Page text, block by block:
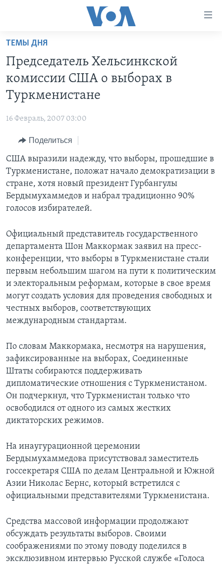
Перейти
основной
контент
Перейти
основной
навигации
Перейти
поиск
ПРОГРАММЫ
ИТОГИ
ПОЧЕМУ ЭТО ВАЖНО?
ДИСКУССИЯ VOA
ДЕТАЛИ
НЬЮ-ЙОРК NEW YORK
АМЕРИКА. БОЛЬШОЕ ПУТЕШЕСТВИЕ
ПРОЕКТЫ
НАША АМЕРИКАНСКАЯ ИСТОРИЯ
А КАК В АМЕРИКЕ?
АРТЕФАКТЫ
АМЕРИКАНСКИЕ ГОРОДКИ
ТЕСТЫ
ИНТЕРВЬЮ
ФАКТЫ ПРОТИВ ФЕЙКОВ
ЗА СВОБОДУ ПРЕССЫ
УЧИМ АНГЛИЙСКИЙ
ВИДЕО
ПОДПИСКА НА НОВОСТИ
Learning English
СОЦИАЛЬНЫЕ СЕТИ
Языки
ТЕМЫ ДНЯ
Председатель Хельсинкской
комиссии США о выборах в
Туркменистане
16 Февраль, 2007 03:00
Поделиться
США выразили надежду, что выборы, прошедшие в
Туркменистане, положат начало демократизации в
стране, хотя новый президент Гурбангулы
Бердымухаммедов и набрал традиционно 90%
голосов избирателей.
Официальный представитель государственного
департамента Шон Маккормак заявил на пресс-
конференции, что выборы в Туркменистане стали
первым небольшим шагом на пути к политическим
и электоральным реформам, которые в свое время
могут создать условия для проведения свободных и
честных выборов, соответствующих
международным стандартам.
По словам Маккормака, несмотря на нарушения,
зафиксированные на выборах, Соединенные
Штаты собираются поддерживать
дипломатические отношения с Туркменистаном.
Он подчеркнул, что Туркменистан только что
освободился от одного из самых жестких
диктаторских режимов.
На инаугурационной церемонии
Бердымухаммедова присутствовал заместитель
госсекретаря США по делам Центральной и Южной
Азии Николас Бернс, который встретился с
официальными представителями Туркменистана.
Средства массовой информации продолжают
обсуждать результаты выборов. Своими
соображениями по этому поводу поделился в
эксклюзивном интервью Русской службе «Голоса